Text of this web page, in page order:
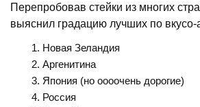
Перепробовав стейки из многих
выяснил градацию лучших по вкусо-
Новая Зеландия
Аргенитина
Япония (но оооочень дорогие)
Россия